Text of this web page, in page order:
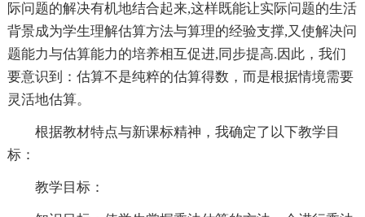
际问题的解决有机地结合起来,这样既能让实际问题的生活
背景成为学生理解估算方法与算理的经验支撑,又使解决问
题能力与估算能力的培养相互促进,同步提高.因此，我们
要意识到：估算不是纯粹的估算得数，而是根据情境需要
灵活地估算。
根据教材特点与新课标精神，我确定了以下教学目
标：
教学目标：